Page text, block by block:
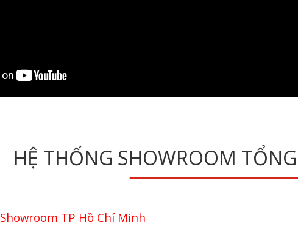
HỆ THỐNG SHOWROOM
Showroom TP Hồ Chí Minh